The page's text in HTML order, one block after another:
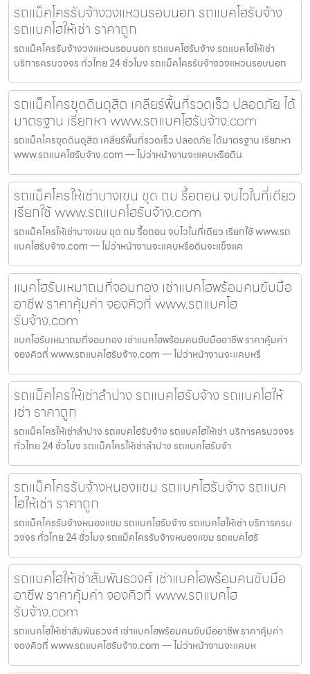
รถแม็คโครรับจ้างวงแหวนรอบนอก รถแบคโฮรับจ้าง
รถแบคโฮให้เช่า ราคาถูก
รถแม็คโครรับจ้างวงแหวนรอบนอก รถแบคโฮรับจ้าง รถแบคโฮให้เช่า
บริการครบวงจร ทั่วไทย 24 ชั่วโมง รถแม็คโครรับจ้างวงแหวนรอบนอก
รถแม็คโครขุดดินดุสิต เคลียร์พื้นที่รวดเร็ว ปลอดภัย ได้
มาตรฐาน เรียกหา www.รถแบคโฮรับจ้าง.com
รถแม็คโครขุดดินดุสิต เคลียร์พื้นที่รวดเร็ว ปลอดภัย ได้มาตรฐาน เรียกหา
www.รถแบคโฮรับจ้าง.com — ไม่ว่าหน้างานจะแคบหรือดิน
รถแม็คโครให้เช่าบางเขน ขุด ถม รื้อถอน จบไวในที่เดียว
เรียกใช้ www.รถแบคโฮรับจ้าง.com
รถแม็คโครให้เช่าบางเขน ขุด ถม รื้อถอน จบไวในที่เดียว เรียกใช้ www.รถ
แบคโฮรับจ้าง.com — ไม่ว่าหน้างานจะแคบหรือดินจะแข็งแค
แบคโฮรับเหมาถมที่จอมทอง เช่าแบคโฮพร้อมคนขับมือ
อาชีพ ราคาคุ้มค่า จองคิวที่ www.รถแบคโฮ
รับจ้าง.com
แบคโฮรับเหมาถมที่จอมทอง เช่าแบคโฮพร้อมคนขับมืออาชีพ ราคาคุ้มค่า
จองคิวที่ www.รถแบคโฮรับจ้าง.com — ไม่ว่าหน้างานจะแคบหรื
รถแม็คโครให้เช่าลำปาง รถแบคโฮรับจ้าง รถแบคโฮให้
เช่า ราคาถูก
รถแม็คโครให้เช่าลำปาง รถแบคโฮรับจ้าง รถแบคโฮให้เช่า บริการครบวงจร
ทั่วไทย 24 ชั่วโมง รถแม็คโครให้เช่าลำปาง รถแบคโฮรับจ้า
รถแม็คโครรับจ้างหนองแขม รถแบคโฮรับจ้าง รถแบค
โฮให้เช่า ราคาถูก
รถแม็คโครรับจ้างหนองแขม รถแบคโฮรับจ้าง รถแบคโฮให้เช่า บริการครบ
วงจร ทั่วไทย 24 ชั่วโมง รถแม็คโครรับจ้างหนองแขม รถแบคโฮรั
รถแบคโฮให้เช่าสัมพันธวงศ์ เช่าแบคโฮพร้อมคนขับมือ
อาชีพ ราคาคุ้มค่า จองคิวที่ www.รถแบคโฮ
รับจ้าง.com
รถแบคโฮให้เช่าสัมพันธวงศ์ เช่าแบคโฮพร้อมคนขับมืออาชีพ ราคาคุ้มค่า
จองคิวที่ www.รถแบคโฮรับจ้าง.com — ไม่ว่าหน้างานจะแคบห